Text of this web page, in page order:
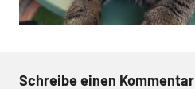
Schreibe einen Kommentar